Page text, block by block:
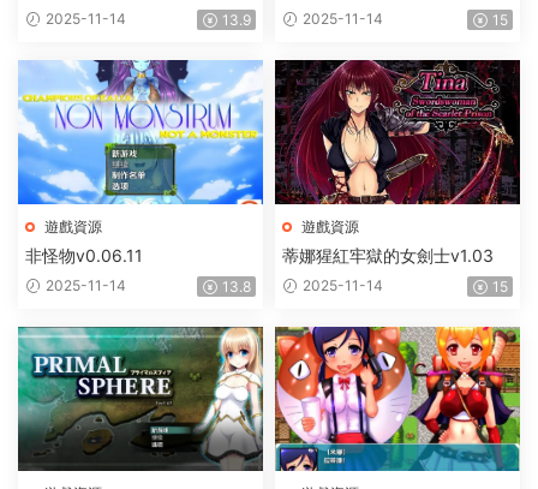
2025-11-14 13.9
惱 2025-11-14 15
遊戲資源
非怪物v0.06.11
2025-11-14 13.8
遊戲資源
蒂娜猩紅牢獄的女劍士v1.03
2025-11-14 15